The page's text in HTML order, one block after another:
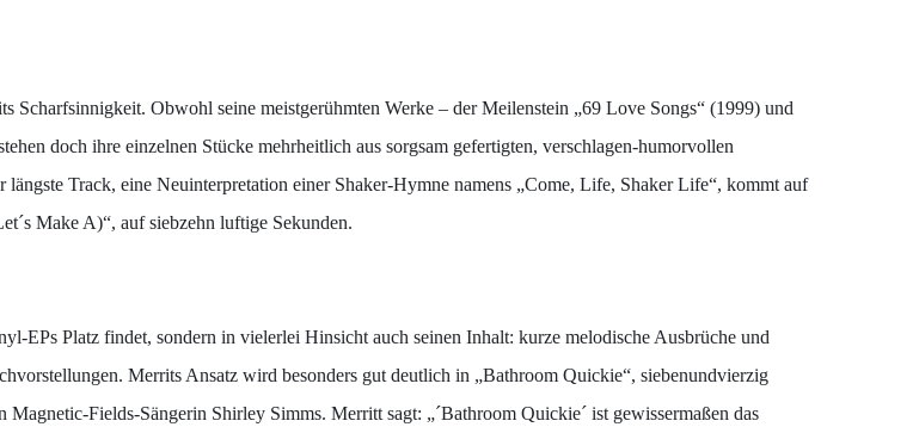
Obwohl seine meistgerühmten Werke – der Meilenstein „69 Love Songs“ (1999) und
doch ihre einzelnen Stücke mehrheitlich aus sorgsam gefertigten, verschlagen-humorvollen
Track, eine Neuinterpretation einer Shaker-Hymne namens „Come, Life, Shaker Life“, kommt auf
Make A)“, auf siebzehn luftige Sekunden.
EPs Platz findet, sondern in vielerlei Hinsicht auch seinen Inhalt: kurze melodische Ausbrüche und
Merrits Ansatz wird besonders gut deutlich in „Bathroom Quickie“, siebenundvierzig
Fields-Sängerin Shirley Simms. Merritt sagt: „´Bathroom Quickie´ ist gewissermaßen das